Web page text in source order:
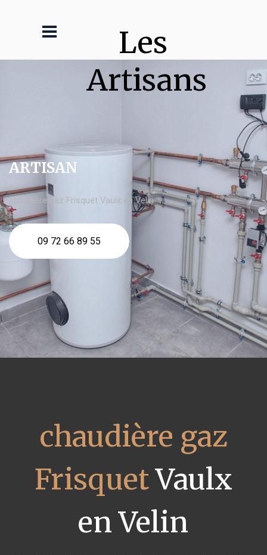
Les
Artisans
ARTISAN
chaudière gaz Frisquet Vaulx en Velin
09 72 66 89 55
chaudière gaz
FrisquetVaulx
en Velin